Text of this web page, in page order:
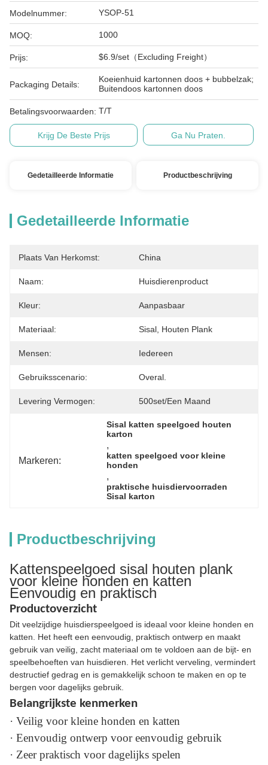
Modelnummer: YSOP-51
MOQ: 1000
Prijs: $6.9/set（Excluding Freight）
Packaging Details:
Koeienhuid kartonnen doos + bubbelzak;
Buitendoos kartonnen doos
Betalingsvoorwaarden: T/T
Krijg De Beste Prijs Ga Nu Praten.
Gedetailleerde Informatie Productbeschrijving
Gedetailleerde Informatie
Plaats Van Herkomst: China
Naam: Huisdierenproduct
Kleur: Aanpasbaar
Materiaal: Sisal, Houten Plank
Mensen: Iedereen
Gebruiksscenario: Overal.
Levering Vermogen: 500set/een Maand
Markeren:
Sisal katten speelgoed houten
karton
,
katten speelgoed voor kleine
honden
,
praktische huisdiervoorraden
Sisal karton
Productbeschrijving
Kattenspeelgoed sisal houten plank
voor kleine honden en katten
Eenvoudig en praktisch
Productoverzicht
Dit veelzijdige huisdierspeelgoed is ideaal voor kleine honden en
katten. Het heeft een eenvoudig, praktisch ontwerp en maakt
gebruik van veilig, zacht materiaal om te voldoen aan de bijt- en
speelbehoeften van huisdieren. Het verlicht verveling, vermindert
destructief gedrag en is gemakkelijk schoon te maken en op te
bergen voor dagelijks gebruik.
Belangrijkste kenmerken
· Veilig voor kleine honden en katten
· Eenvoudig ontwerp voor eenvoudig gebruik
· Zeer praktisch voor dagelijks spelen